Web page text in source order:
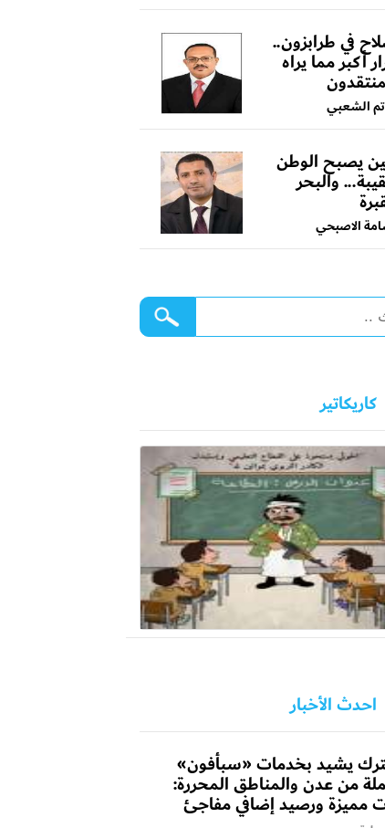
في طرابزون..
أكبر مما يراه
الشعبي
يصبح الوطن
والبحر
الاصبحي
كاريكاتير
احدث الأخبار
يشيد بخدمات «سبأفون»
من عدن والمناطق المحررة:
مميزة ورصيد إضافي مفاجئ